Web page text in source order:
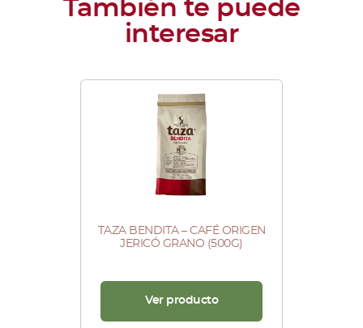
TAZA BENDITA – CAFÉ ORIGEN
JERICÓ GRANO (500G)
Ver producto